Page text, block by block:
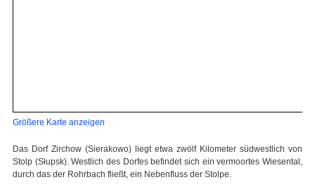
Größere Karte anzeigen
Das Dorf Zirchow (Sierakowo) liegt etwa zwölf Kilometer südwestlich von
Stolp (Słupsk). Westlich des Dorfes befindet sich ein vermoortes Wiesental,
durch das der Rohrbach fließt, ein Nebenfluss der Stolpe.